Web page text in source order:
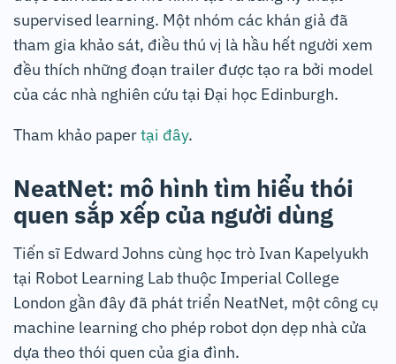
supervised learning. Một nhóm các khán giả đã
tham gia khảo sát, điều thú vị là hầu hết người xem
đều thích những đoạn trailer được tạo ra bởi model
của các nhà nghiên cứu tại Đại học Edinburgh.
Tham khảo papertại đây.
NeatNet: mô hình tìm hiểu thói
quen sắp xếp của người dùng
Tiến sĩ Edward Johns cùng học trò Ivan Kapelyukh
tại Robot Learning Lab thuộc Imperial College
London gần đây đã phát triển NeatNet, một công cụ
machine learning cho phép robot dọn dẹp nhà cửa
dựa theo thói quen của gia đình.